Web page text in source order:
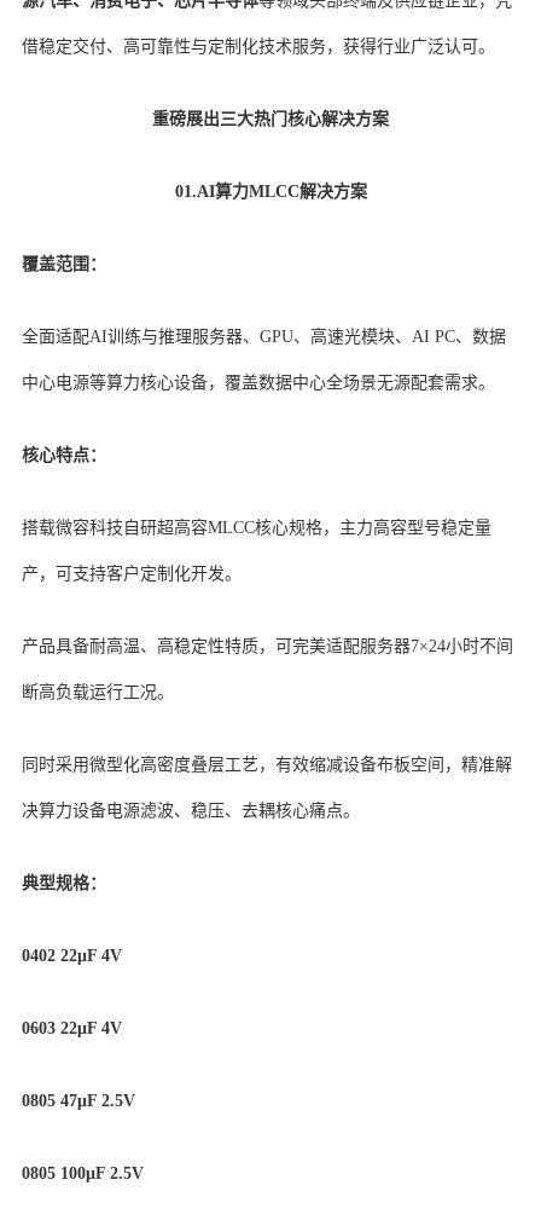
借稳定交付、高可靠性与定制化技术服务，获得行业广泛认可。
重磅展出三大热门核心解决方案
01.AI算力MLCC解决方案
覆盖范围：
全面适配AI训练与推理服务器、GPU、高速光模块、AI PC、数据
中心电源等算力核心设备，覆盖数据中心全场景无源配套需求。
核心特点：
搭载微容科技自研超高容MLCC核心规格，主力高容型号稳定量
产，可支持客户定制化开发。
产品具备耐高温、高稳定性特质，可完美适配服务器7×24小时不间
断高负载运行工况。
同时采用微型化高密度叠层工艺，有效缩减设备布板空间，精准解
决算力设备电源滤波、稳压、去耦核心痛点。
典型规格：
0402 22μF 4V
0603 22μF 4V
0805 47μF 2.5V
0805 100μF 2.5V